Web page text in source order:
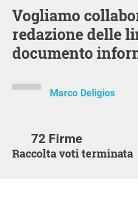
Vogliamo collaborare alla
redazione delle
documento
Marco Deligios
72 Firme
Raccolta voti terminata